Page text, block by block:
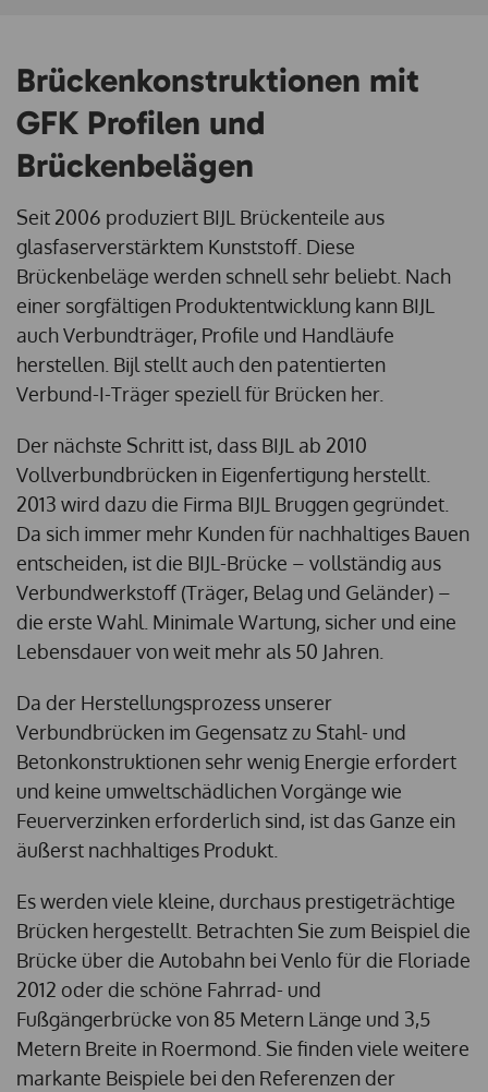
Brückenkonstruktionen mit
GFK Profilen und
Brückenbelägen
Seit 2006 produziert BIJL Brückenteile aus
glasfaserverstärktem Kunststoff. Diese
Brückenbeläge werden schnell sehr beliebt. Nach
einer sorgfältigen Produktentwicklung kann BIJL
auch Verbundträger, Profile und Handläufe
herstellen. Bijl stellt auch den patentierten
Verbund-I-Träger speziell für Brücken her.
Der nächste Schritt ist, dass BIJL ab 2010
Vollverbundbrücken in Eigenfertigung herstellt.
2013 wird dazu die Firma BIJL Bruggen gegründet.
Da sich immer mehr Kunden für nachhaltiges Bauen
entscheiden, ist die BIJL-Brücke – vollständig aus
Verbundwerkstoff (Träger, Belag und Geländer) –
die erste Wahl. Minimale Wartung, sicher und eine
Lebensdauer von weit mehr als 50 Jahren.
Da der Herstellungsprozess unserer
Verbundbrücken im Gegensatz zu Stahl- und
Betonkonstruktionen sehr wenig Energie erfordert
und keine umweltschädlichen Vorgänge wie
Feuerverzinken erforderlich sind, ist das Ganze ein
äußerst nachhaltiges Produkt.
Es werden viele kleine, durchaus prestigeträchtige
Brücken hergestellt. Betrachten Sie zum Beispiel die
Brücke über die Autobahn bei Venlo für die Floriade
2012 oder die schöne Fahrrad- und
Fußgängerbrücke von 85 Metern Länge und 3,5
Metern Breite in Roermond. Sie finden viele weitere
markante Beispiele bei den Referenzen der